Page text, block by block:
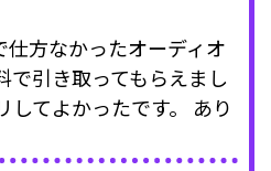
方なかったオーディオ
で引き取ってもらえまし
してよかったです。 あり